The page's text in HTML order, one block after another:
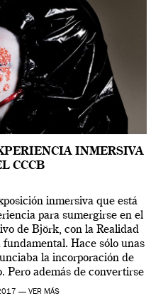
INMERSIVA
CCCB
inmersiva que está
para sumergirse en el
de Björk, con la Realidad
Hace sólo unas
la incorporación de
Pero además de convertirse
más relevantes […]
— VER MÁS